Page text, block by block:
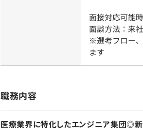
面接対応可能
面談方法：来
※選考フロー
ます
職務内容
医療業界に特化したエンジニア集団◎新